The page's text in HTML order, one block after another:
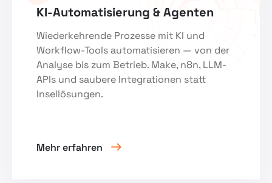
KI-Automatisierung & Agenten
Wiederkehrende Prozesse mit KI und
Workflow-Tools automatisieren — von der
Analyse bis zum Betrieb. Make, n8n, LLM-
APIs und saubere Integrationen statt
Insellösungen.
Mehr erfahren